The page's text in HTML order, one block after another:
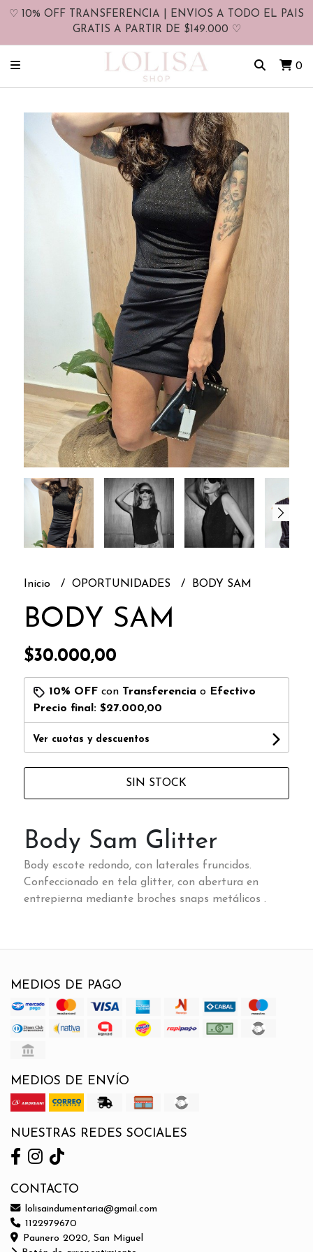
♡ 10% OFF TRANSFERENCIA | ENVIOS A TODO EL PAIS
GRATIS A PARTIR DE $149.000 ♡
0
Inicio OPORTUNIDADES BODY SAM
BODY SAM
$30.000,00
10% OFFcon Transferencia o Efectivo
Precio final: $27.000,00
Ver cuotas y descuentos
SIN STOCK
Body Sam Glitter
Body escote redondo, con laterales fruncidos.
Confeccionado en tela glitter, con abertura en
entrepierna mediante broches snaps metálicos .
MEDIOS DE PAGO
MEDIOS DE ENVÍO
NUESTRAS REDES SOCIALES
CONTACTO
lolisaindumentaria@gmail.com
1122979670
Paunero 2020, San Miguel